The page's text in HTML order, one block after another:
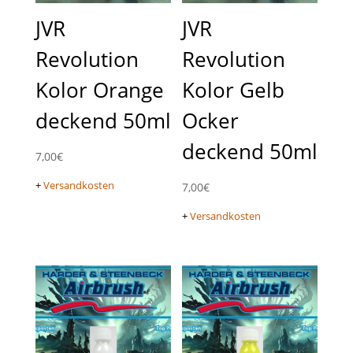
JVR
Revolution
Kolor Orange
deckend 50ml
7,00€
+Versandkosten
JVR
Revolution
Kolor Gelb
Ocker
deckend 50ml
7,00€
+Versandkosten